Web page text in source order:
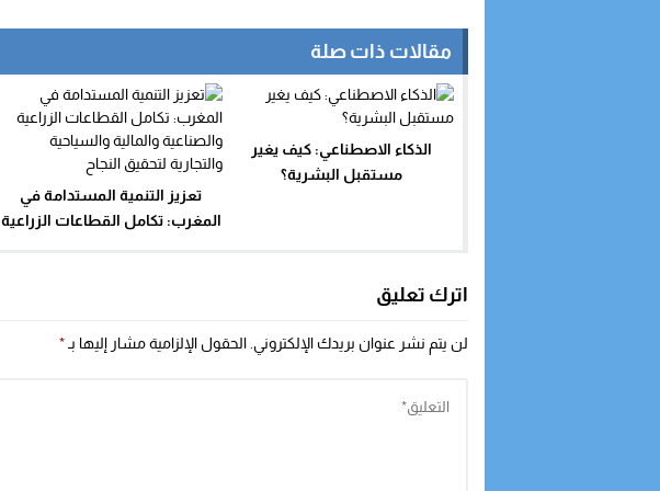
مقالات ذات صلة
الذكاء الاصطناعي: كيف يغير
مستقبل البشرية؟
تعزيز التنمية المستدامة في
المغرب: تكامل القطاعات الزراعية
اترك تعليق
لن يتم نشر عنوان بريدك الإلكتروني.الحقول الإلزامية مشار إليها بـ*